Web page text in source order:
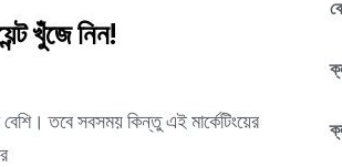
খুঁজে নিন!
বেশি। তবে সবসময় কিন্তু এই মার্কেটিংয়ের